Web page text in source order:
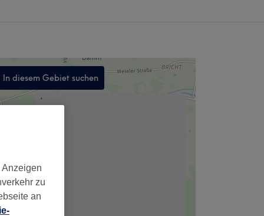
In diesem Gebiet suchen
,
zu
an